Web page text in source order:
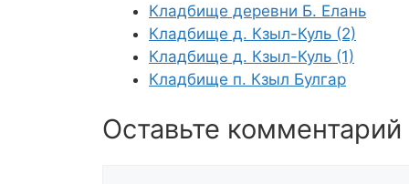
Кладбище деревни Б. Елань
Кладбище д. Кзыл-Куль (2)
Кладбище д. Кзыл-Куль (1)
Кладбище п. Кзыл Булгар
Оставьте комментарий